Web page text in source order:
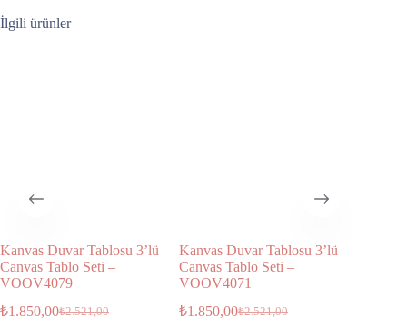
İlgili ürünler
Kanvas Duvar Tablosu 3’lü
Canvas Tablo Seti –
VOOV4079
₺2.521,00
₺1.850,00
Kanvas Duvar Tablosu 3’lü
Canvas Tablo Seti –
VOOV4071
₺2.521,00
₺1.850,00